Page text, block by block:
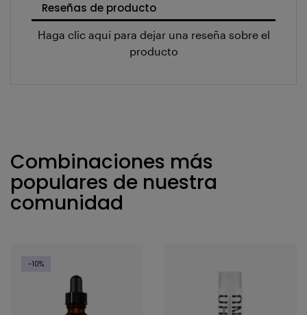
Reseñas de producto
Haga clic aquí para dejar una reseña sobre el
producto
Combinaciones más
populares de nuestra
comunidad
-10%